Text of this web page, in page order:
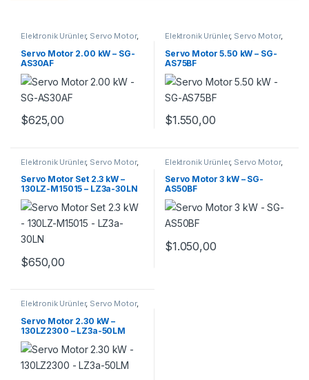
Elektronik Ürünler, Servo Motor,
Servo Motor 2.00 kW – SG-
AS30AF
$625,00
Elektronik Ürünler, Servo Motor,
Servo Motor 5.50 kW – SG-
AS75BF
$1.550,00
Elektronik Ürünler, Servo Motor,
Servo Motor Takım
Servo Motor Set 2.3 kW –
130LZ-M15015 – LZ3a-30LN
$650,00
Elektronik Ürünler, Servo Motor,
Servo Motor Takım
Servo Motor 3 kW – SG-
AS50BF
$1.050,00
Elektronik Ürünler, Servo Motor,
Servo Motor 2.30 kW –
130LZ2300 – LZ3a-50LM